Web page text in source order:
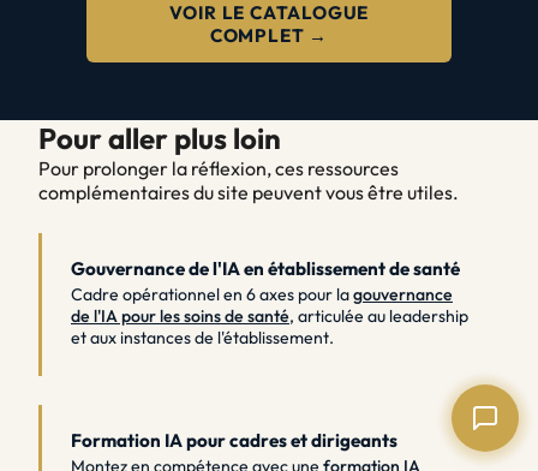
VOIR LE CATALOGUE
COMPLET →
Pour aller plus loin
Pour prolonger la réflexion, ces ressources
complémentaires du site peuvent vous être utiles.
Gouvernance de l'IA en établissement de santé
Cadre opérationnel en 6 axes pour lagouvernance
de l'IA pour les soins de santé, articulée au leadership
et aux instances de l'établissement.
Formation IA pour cadres et dirigeants
Montez en compétence avec une formation IA